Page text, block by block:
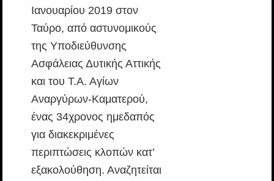
Ιανουαρίου 2019 στον
Ταύρο, από αστυνομικούς
της Υποδιεύθυνσης
Ασφάλειας Δυτικής Αττικής
και του Τ.Α. Αγίων
Αναργύρων-Καματερού,
ένας 34χρονος ημεδαπός
για διακεκριμένες
περιπτώσεις κλοπών κατ’
εξακολούθηση. Αναζητείται